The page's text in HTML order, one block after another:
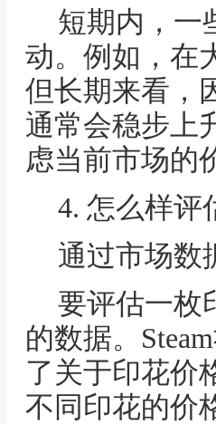
短期内，一
动。例如，在
但长期来看，
通常会稳步上
虑当前市场的
4. 怎么样评
通过市场数
要评估一枚
的数据。
了关于印花价
不同印花的价